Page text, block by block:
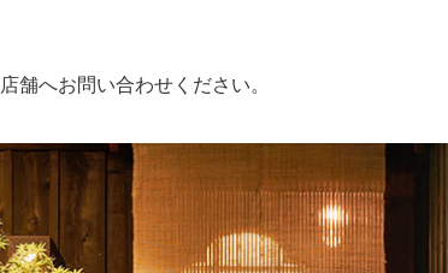
舗へお問い合わせください。